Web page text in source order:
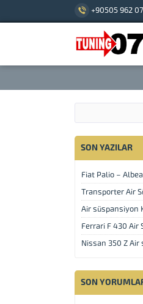
+90505 962
SON YAZILAR
Fiat Palio –
Transporter Air
Air süspansiyon
Ferrari F 430 Air
Nissan 350 Z Air
SON